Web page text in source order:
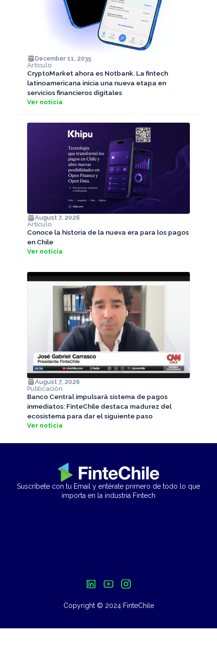
December 11, 2035
Artículo
CryptoMarket ahora es Notbank. La fintech
latinoamericana inicia una nueva etapa en
servicios financieros digitales
Ver noticia
August 7, 2026
Artículo
Conoce la historia de la nueva era para los pagos
en Chile
Ver noticia
August 7, 2026
Publicación
Banco Central impulsará sistema de pagos
inmediatos: FinteChile destaca madurez del
ecosistema para dar el siguiente paso
Ver noticia
Suscríbete con tu Email y entérate primero de todo lo que
importa en la industria Fintech
Copyright © 2024 FinteChile